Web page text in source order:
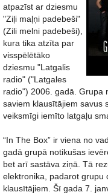
atpazīst ar dziesmu
"Ziļi maļņi padebeši"
(Zili melni padebeši),
kura tika atzīta par
visspēlētāko
dziesmu "Latgalis
radio" ("Latgales
radio") 2006. gadā. Grupa
saviem klausītājiem savus
veiksmīgi iemīto latgaļu
“In The Box” ir viena no
gadā grupā notikušas
bet arī sastāva ziņā. Tā
elektronika, padarot grupu
klausītājiem. Šī gada 7.